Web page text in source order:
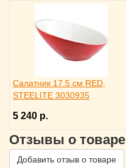
Салатник 17.5 см RED,
STEELITE 3030935
5 240 р.
Отзывы о товаре
Добавить отзыв о товаре